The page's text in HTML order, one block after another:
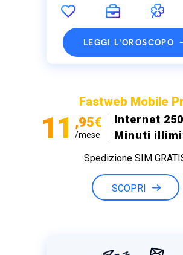
LEGGI L'OROSCOPO
Fastweb Mobile
11 ,95€
/mese
Internet
Minuti
Spedizione SIM
SCOPRI